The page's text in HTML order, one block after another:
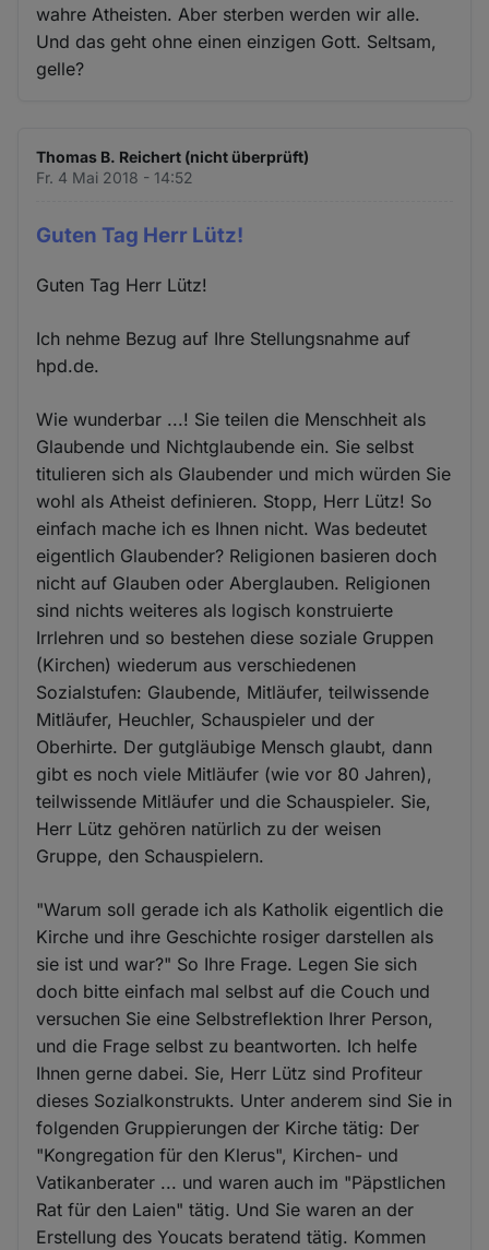
wahre Atheisten. Aber sterben werden wir alle.
Und das geht ohne einen einzigen Gott. Seltsam,
gelle?
Thomas B. Reichert (nicht überprüft)
Fr. 4 Mai 2018 - 14:52
Guten Tag Herr Lütz!
Guten Tag Herr Lütz!
Ich nehme Bezug auf Ihre Stellungsnahme auf
hpd.de.
Wie wunderbar ...! Sie teilen die Menschheit als
Glaubende und Nichtglaubende ein. Sie selbst
titulieren sich als Glaubender und mich würden Sie
wohl als Atheist definieren. Stopp, Herr Lütz! So
einfach mache ich es Ihnen nicht. Was bedeutet
eigentlich Glaubender? Religionen basieren doch
nicht auf Glauben oder Aberglauben. Religionen
sind nichts weiteres als logisch konstruierte
Irrlehren und so bestehen diese soziale Gruppen
(Kirchen) wiederum aus verschiedenen
Sozialstufen: Glaubende, Mitläufer, teilwissende
Mitläufer, Heuchler, Schauspieler und der
Oberhirte. Der gutgläubige Mensch glaubt, dann
gibt es noch viele Mitläufer (wie vor 80 Jahren),
teilwissende Mitläufer und die Schauspieler. Sie,
Herr Lütz gehören natürlich zu der weisen
Gruppe, den Schauspielern.
"Warum soll gerade ich als Katholik eigentlich die
Kirche und ihre Geschichte rosiger darstellen als
sie ist und war?" So Ihre Frage. Legen Sie sich
doch bitte einfach mal selbst auf die Couch und
versuchen Sie eine Selbstreflektion Ihrer Person,
und die Frage selbst zu beantworten. Ich helfe
Ihnen gerne dabei. Sie, Herr Lütz sind Profiteur
dieses Sozialkonstrukts. Unter anderem sind Sie in
folgenden Gruppierungen der Kirche tätig: Der
"Kongregation für den Klerus", Kirchen- und
Vatikanberater ... und waren auch im "Päpstlichen
Rat für den Laien" tätig. Und Sie waren an der
Erstellung des Youcats beratend tätig. Kommen